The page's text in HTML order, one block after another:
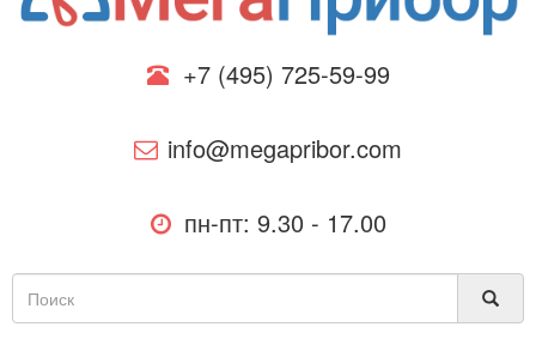
+7 (495) 725-59-99
info@megapribor.com
пн-пт: 9.30 - 17.00